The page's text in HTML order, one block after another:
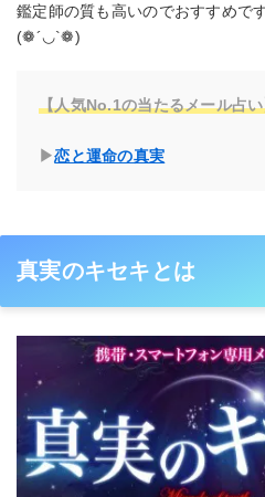
鑑定師の質も高いのでおすすめです
(❁´◡`❁)
【人気No.1の当たるメール占
▶恋と運命の真実
真実のキセキとは